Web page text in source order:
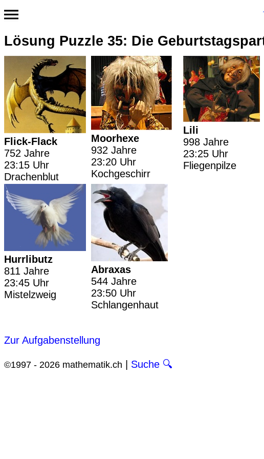
Lösung Puzzle 35: Die
Flick-Flack
752 Jahre
23:15 Uhr
Drachenblut
Moorhexe
932 Jahre
23:20 Uhr
Kochgeschirr
Lili
998 Jahre
23:25 Uhr
Fliegenpilze
Hurrlibutz
811 Jahre
23:45 Uhr
Mistelzweig
Abraxas
544 Jahre
23:50 Uhr
Schlangenhaut
Zur Aufgabenstellung
©1997 - 2026 mathematik.ch Suche 🔍